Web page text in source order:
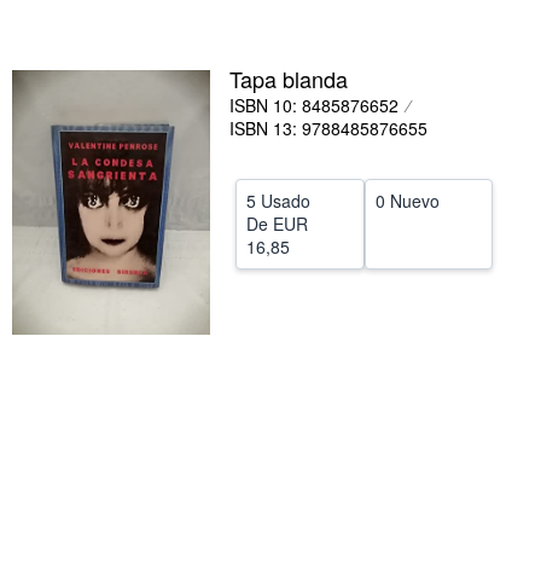
Comenzar a vender
Ayuda
CERRAR
Tapa blanda
ISBN 10: 8485876652
ISBN 13: 9788485876655
5 Usado
De EUR
16,85
0 Nuevo